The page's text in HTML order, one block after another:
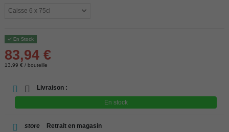
En Stock
83,94 €
13,99 € / bouteille
Livraison :
En stock
store Retrait en magasin